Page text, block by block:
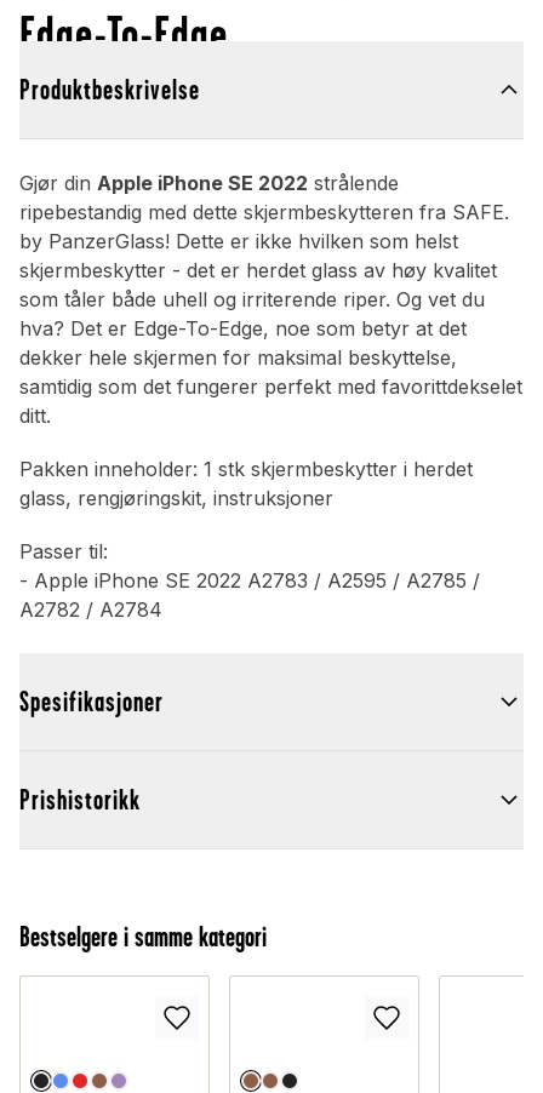
Edge-To-Edge
Produktbeskrivelse
Gjør din Apple iPhone SE 2022 strålende
ripebestandig med dette skjermbeskytteren fra SAFE.
by PanzerGlass! Dette er ikke hvilken som helst
skjermbeskytter - det er herdet glass av høy kvalitet
som tåler både uhell og irriterende riper. Og vet du
hva? Det er Edge-To-Edge, noe som betyr at det
dekker hele skjermen for maksimal beskyttelse,
samtidig som det fungerer perfekt med favorittdekselet
ditt.
Pakken inneholder: 1 stk skjermbeskytter i herdet
glass, rengjøringskit, instruksjoner
Passer til:
- Apple iPhone SE 2022 A2783 / A2595 / A2785 /
A2782 / A2784
Spesifikasjoner
Prishistorikk
Bestselgere i samme kategori